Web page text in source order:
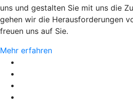
uns und gestalten Sie mit uns die
gehen wir die Herausforderungen
freuen uns auf Sie.
Mehr erfahren